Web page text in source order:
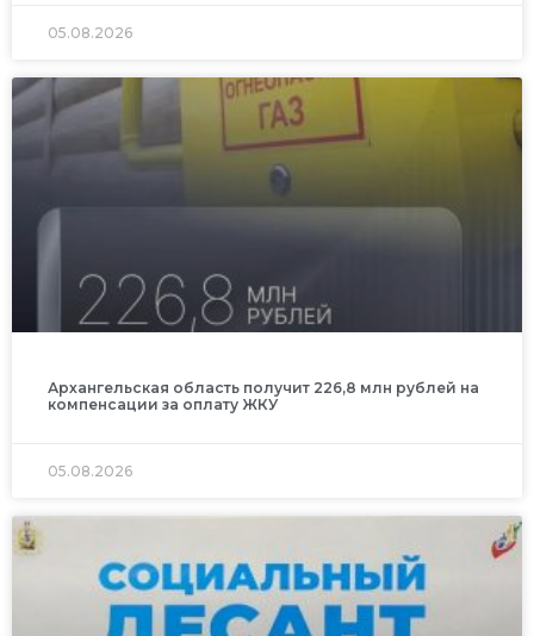
05.08.2026
Архангельская область получит 226,8 млн рублей на
компенсации за оплату ЖКУ
05.08.2026